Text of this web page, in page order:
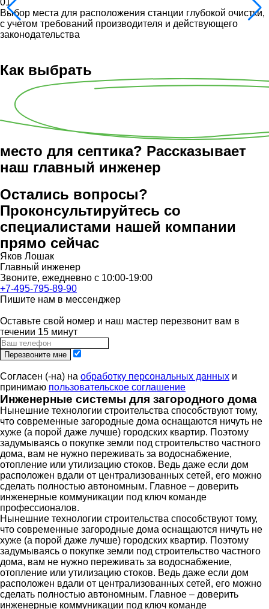
01
Выбор места для расположения станции глубокой очистки,
с учетом требований производителя и действующего
законодательства
Как выбрать
место для септика? Рассказывает
наш главный инженер
Остались вопросы?
Проконсультируйтесь со
специалистами нашей компании
прямо сейчас
Яков Лошак
Главный инженер
Звоните, ежедневно с 10:00-19:00
+7-495-795-89-90
Пишите нам в мессенджер
Оставьте свой номер и наш мастер перезвонит вам в
течении 15 минут
Перезвоните мне
Согласен (-на) на обработку персональных данных и
принимаю пользовательское соглашение
Инженерные системы для загородного дома
Нынешние технологии строительства способствуют тому,
что современные загородные дома оснащаются ничуть не
хуже (а порой даже лучше) городских квартир. Поэтому
задумываясь о покупке земли под строительство частного
дома, вам не нужно переживать за водоснабжение,
отопление или утилизацию стоков. Ведь даже если дом
расположен вдали от централизованных сетей, его можно
сделать полностью автономным. Главное – доверить
инженерные коммуникации под ключ команде
профессионалов.
Нынешние технологии строительства способствуют тому,
что современные загородные дома оснащаются ничуть не
хуже (а порой даже лучше) городских квартир. Поэтому
задумываясь о покупке земли под строительство частного
дома, вам не нужно переживать за водоснабжение,
отопление или утилизацию стоков. Ведь даже если дом
расположен вдали от централизованных сетей, его можно
сделать полностью автономным. Главное – доверить
инженерные коммуникации под ключ команде